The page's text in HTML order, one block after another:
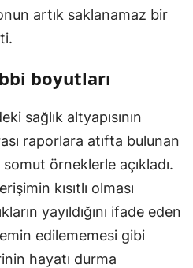
artık saklanamaz bir
boyutları
sağlık altyapısının
raporlara atıfta bulunan
örneklerle açıkladı.
kısıtlı olması
yayıldığını ifade eden
edilememesi gibi
hayatı durma